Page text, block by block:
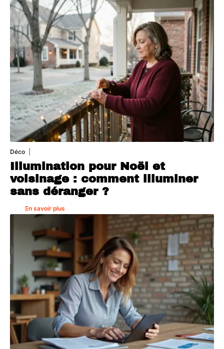
Déco
Illumination pour Noël et
voisinage : comment illuminer
sans déranger ?
En savoir plus